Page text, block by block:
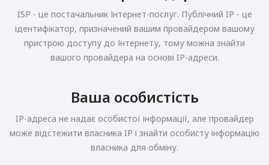
ISP - це постачальник Інтернет-послуг. Публічний IP - це
ідентифікатор, призначений вашим провайдером вашому
пристрою доступу до Інтернету, тому можна знайти
вашого провайдера на основі IP-адреси.
Ваша особистість
IP-адреса не надає особистої інформації, але провайдер
може відстежити власника IP і знайти особисту інформацію
власника для обміну.